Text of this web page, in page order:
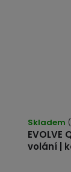
EVOLVE
volání |
Skladem